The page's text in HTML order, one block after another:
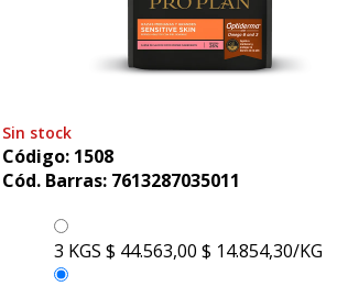
Sin stock
Código: 1508
Cód. Barras: 7613287035011
3 KGS $ 44.563,00 $ 14.854,30/KG